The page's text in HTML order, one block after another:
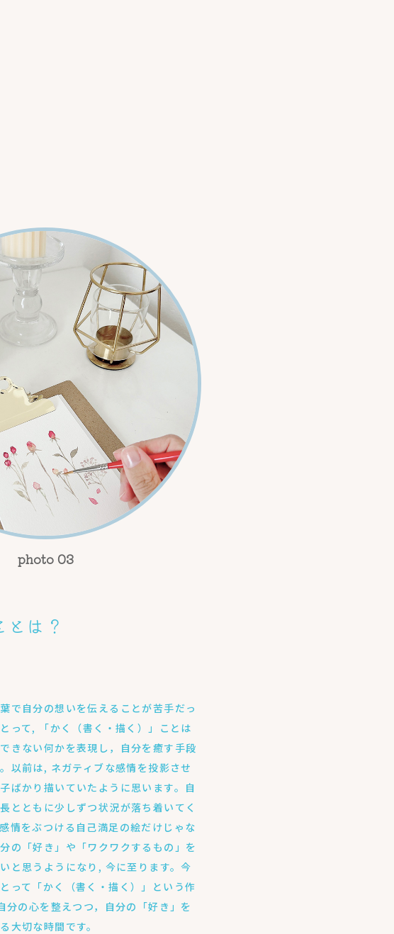
は？
で自分の想いを伝えることが苦手だっ
って, 「かく（書く・描く）」ことは
きない何かを表現し，自分を癒す手段
以前は, ネガティブな感情を投影させ
ばかり描いていたように思います。自
とともに少しずつ状況が落ち着いてく
情をぶつける自己満足の絵だけじゃな
の「好き」や「ワクワクするもの」を
と思うようになり, 今に至ります。今
って「かく（書く・描く）」という作
分の心を整えつつ，自分の「好き」を
大切な時間です。